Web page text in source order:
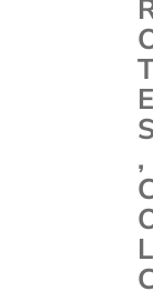
E
,
L